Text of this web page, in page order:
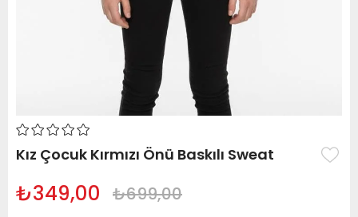
Kız Çocuk Kırmızı Önü Baskılı Sweat
₺699,00
₺349,00